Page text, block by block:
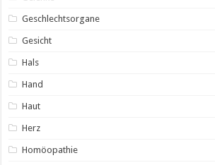
Geschlechtsorgane
Gesicht
Hals
Hand
Haut
Herz
Homöopathie